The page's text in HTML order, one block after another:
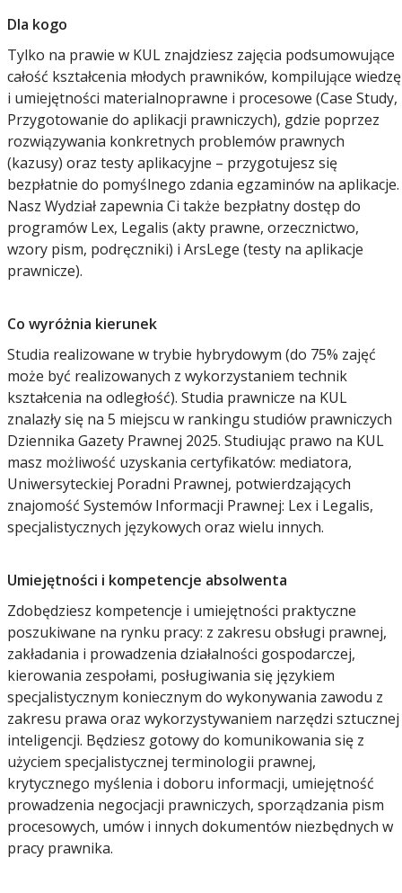
Dla kogo
Tylko na prawie w KUL znajdziesz zajęcia podsumowujące
całość kształcenia młodych prawników, kompilujące wiedzę
i umiejętności materialnoprawne i procesowe (Case Study,
Przygotowanie do aplikacji prawniczych), gdzie poprzez
rozwiązywania konkretnych problemów prawnych
(kazusy) oraz testy aplikacyjne – przygotujesz się
bezpłatnie do pomyślnego zdania egzaminów na aplikacje.
Nasz Wydział zapewnia Ci także bezpłatny dostęp do
programów Lex, Legalis (akty prawne, orzecznictwo,
wzory pism, podręczniki) i ArsLege (testy na aplikacje
prawnicze).
Co wyróżnia kierunek
Studia realizowane w trybie hybrydowym (do 75% zajęć
może być realizowanych z wykorzystaniem technik
kształcenia na odległość). Studia prawnicze na KUL
znalazły się na 5 miejscu w rankingu studiów prawniczych
Dziennika Gazety Prawnej 2025. Studiując prawo na KUL
masz możliwość uzyskania certyfikatów: mediatora,
Uniwersyteckiej Poradni Prawnej, potwierdzających
znajomość Systemów Informacji Prawnej: Lex i Legalis,
specjalistycznych językowych oraz wielu innych.
Umiejętności i kompetencje absolwenta
Zdobędziesz kompetencje i umiejętności praktyczne
poszukiwane na rynku pracy: z zakresu obsługi prawnej,
zakładania i prowadzenia działalności gospodarczej,
kierowania zespołami, posługiwania się językiem
specjalistycznym koniecznym do wykonywania zawodu z
zakresu prawa oraz wykorzystywaniem narzędzi sztucznej
inteligencji. Będziesz gotowy do komunikowania się z
użyciem specjalistycznej terminologii prawnej,
krytycznego myślenia i doboru informacji, umiejętność
prowadzenia negocjacji prawniczych, sporządzania pism
procesowych, umów i innych dokumentów niezbędnych w
pracy prawnika.